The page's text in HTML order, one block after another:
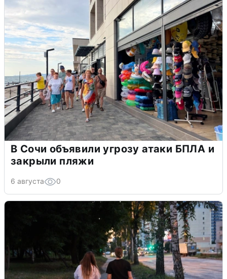
В Сочи объявили угрозу атаки БПЛА и
закрыли пляжи
6 августа 0